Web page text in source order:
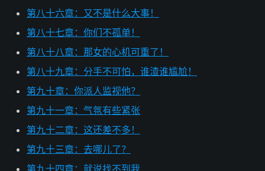
第八十六章：又不是什么大事！
第八十七章：你们不孤单！
第八十八章：那女的心机可重了！
第八十九章：分手不可怕，谁渣谁尴尬！
第九十章：你派人监视他？
第九十一章：气氛有些紧张
第九十二章：这还差不多！
第九十三章：去哪儿了？
第九十四章：就说找不到我